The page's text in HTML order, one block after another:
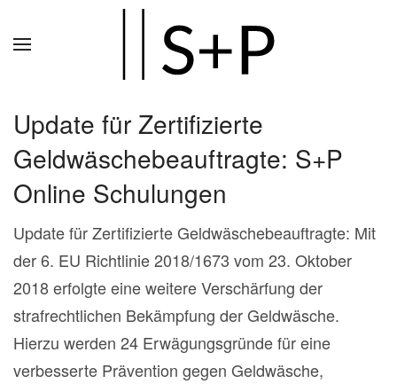
Update für Zertifizierte
Geldwäschebeauftragte: S+P
Online Schulungen
Update für Zertifizierte Geldwäschebeauftragte: Mit
der 6. EU Richtlinie 2018/1673 vom 23. Oktober
2018 erfolgte eine weitere Verschärfung der
strafrechtlichen Bekämpfung der Geldwäsche.
Hierzu werden 24 Erwägungsgründe für eine
verbesserte Prävention gegen Geldwäsche,